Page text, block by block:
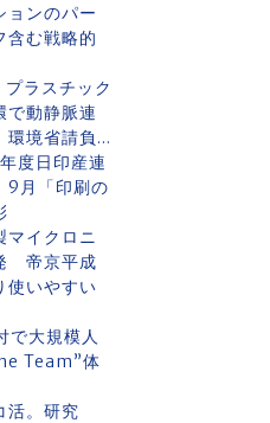
ョンのパー
含む戦略的
ラスチック
で動静脈連
境省請負...
度日印産連
月「印刷の
イクロニ
帝京平成
使いやすい
で大規模人
Team”体
。研究